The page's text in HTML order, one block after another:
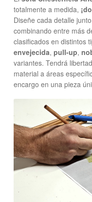
totalmente a medida,
Diseñe cada detalle
combinando entre más
clasificados en distintos
envejecida, pull-up,
variantes. Tendrá
material a áreas
encargo en una pieza